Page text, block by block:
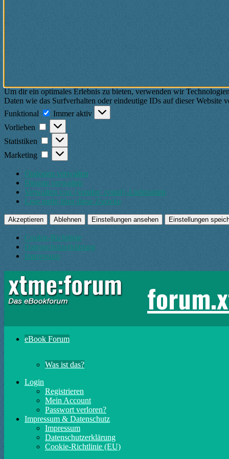
Um dir ein optimales Erlebnis zu bieten, verwenden wir
Daten wie das Surfverhalten oder eindeutige IDs auf dieser
Funktional
Funktional
Immer aktiv
Vorlieben
Vorlieben
Statistiken Statistiken
Marketing Marketing
Optionen verwalten
Dienste verwalten
Verwalten von {vendor_count}-Lieferanten
Lese mehr über diese Zwecke
Akzeptieren Ablehnen Einstellungen ansehen Einstellungen
Cookie-Richtlinie
Datenschutzerklärung
Impressum
eBook Forum
Was ist das?
Login
Registrieren
Mein Account
Passwort verloren?
Impressum & Datenschutz
Impressum
Datenschutzerklärung
Cookie-Richtlinie (EU)